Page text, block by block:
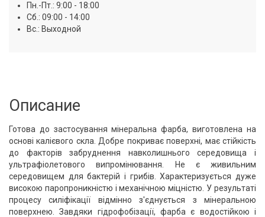
Пн.-Пт.: 9:00 - 18:00
Сб.: 09:00 - 14:00
Вс.: Выходной
Описание
Готова до застосування мінеральна фарба, виготовлена на
основі калієвого скла. Добре покриває поверхні, має стійкість
до факторів забруднення навколишнього середовища і
ультрафіолетового випромінювання. Не є живильним
середовищем для бактерій і грибів. Характеризується дуже
високою паропроникністю і механічною міцністю. У результаті
процесу силіфікації відмінно з'єднується з мінеральною
поверхнею. Завдяки гідрофобізації, фарба є водостійкою і